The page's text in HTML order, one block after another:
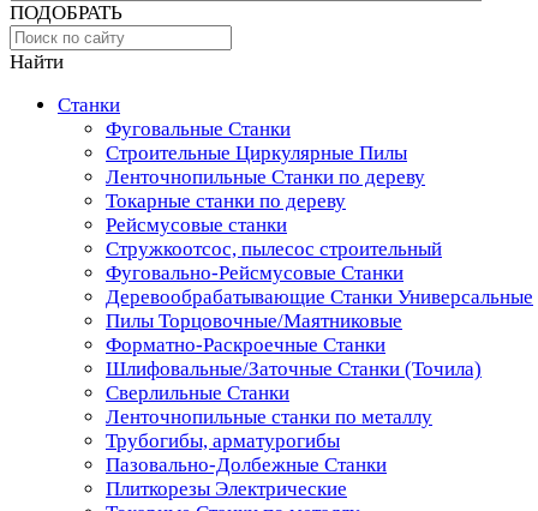
ПОДОБРАТЬ
Найти
Станки
Фуговальные Станки
Строительные Циркулярные Пилы
Ленточнопильные Станки по дереву
Токарные станки по дереву
Рейсмусовые станки
Стружкоотсос, пылесос строительный
Фуговально-Рейсмусовые Станки
Деревообрабатывающие Станки Универсальные
Пилы Торцовочные/Маятниковые
Форматно-Раскроечные Станки
Шлифовальные/Заточные Станки (Точила)
Сверлильные Станки
Ленточнопильные станки по металлу
Трубогибы, арматурогибы
Пазовально-Долбежные Станки
Плиткорезы Электрические